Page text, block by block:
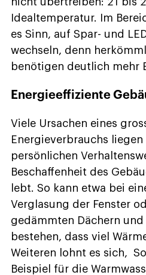
Idealtemperatur. Im
es Sinn, auf Spar- und
wechseln, denn
benötigen deutlich mehr
Energieeffiziente
Viele Ursachen eines
Energieverbrauchs
persönlichen
Beschaffenheit des
lebt. So kann etwa bei
Verglasung der Fenster
gedämmten Dächern
bestehen, dass viel
Weiteren lohnt es sich,
Beispiel für die